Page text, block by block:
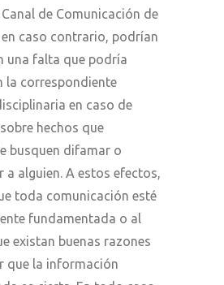
de Comunicación de
en caso contrario, podrían
una falta que podría
la correspondiente
en caso de
hechos que
busquen difamar o
a alguien. A estos efectos,
toda comunicación esté
fundamentada o al
existan buenas razones
que la información